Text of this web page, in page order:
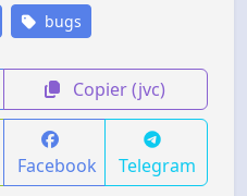
bugs
Copier (jvc)
Facebook Telegram